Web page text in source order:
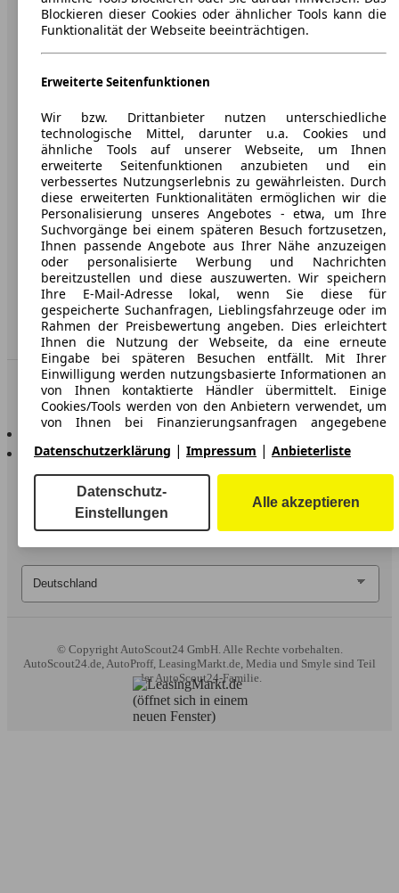
Unternehmen
Über AutoScout24
Presse
Karriere
Werbung
AGB
Datenschutz
Impressum
Erklärung zur Barrierefreiheit
Service
Händler
In Verbindung bleiben
AutoScout24 für iOS
AutoScout24 für Android
© Copyright AutoScout24 GmbH. Alle Rechte vorbehalten.
AutoScout24.de, AutoProff, LeasingMarkt.de, Media und Smyle sind Teil
der AutoScout24-Familie.
Blockieren dieser Cookies oder ähnlicher Tools kann die
Funktionalität der Webseite beeinträchtigen.
Erweiterte Seitenfunktionen
Wir bzw. Drittanbieter nutzen unterschiedliche
technologische Mittel, darunter u.a. Cookies und
ähnliche Tools auf unserer Webseite, um Ihnen
erweiterte Seitenfunktionen anzubieten und ein
verbessertes Nutzungserlebnis zu gewährleisten. Durch
diese erweiterten Funktionalitäten ermöglichen wir die
Personalisierung unseres Angebotes - etwa, um Ihre
Suchvorgänge bei einem späteren Besuch fortzusetzen,
Ihnen passende Angebote aus Ihrer Nähe anzuzeigen
oder personalisierte Werbung und Nachrichten
bereitzustellen und diese auszuwerten. Wir speichern
Ihre E-Mail-Adresse lokal, wenn Sie diese für
gespeicherte Suchanfragen, Lieblingsfahrzeuge oder im
Rahmen der Preisbewertung angeben. Dies erleichtert
Ihnen die Nutzung der Webseite, da eine erneute
Eingabe bei späteren Besuchen entfällt. Mit Ihrer
Einwilligung werden nutzungsbasierte Informationen an
von Ihnen kontaktierte Händler übermittelt. Einige
Cookies/Tools werden von den Anbietern verwendet, um
von Ihnen bei Finanzierungsanfragen angegebene
dieses Zeitraums automatisch für die Befüllung neuer
Finanzierungsanfragen wiederzuverwenden. Ohne die
Verwendung solcher Cookies/Tools können solche
erweiterten Funktionen ganz oder teilweise nicht genutzt
werden.
Wir arbeiten mit 263 Anbietern zusammen.
Datenschutzerklärung | Impressum | Anbieterliste
Datenschutz-
Einstellungen
Alle akzeptieren